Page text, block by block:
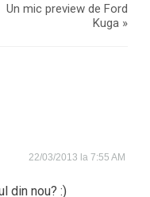
Un mic preview de Ford
Kuga »
22/03/2013 la 7:55 AM
din nou? :)